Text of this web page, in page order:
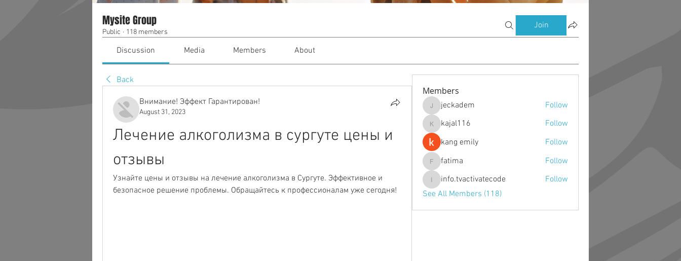
Mysite Group
Public · 118 members
Join
Discussion Media Members About
Back
Внимание! Эффект Гарантирован!
August 31, 2023
Лечение алкоголизма в сургуте цены и
отзывы
Узнайте цены и отзывы на лечение алкоголизма в Сургуте. Эффективное и
безопасное решение проблемы. Обращайтесь к профессионалам уже сегодня!
Members
jeckadem
jeckadem Follow
kajal116
kajal116
Follow
kang emily
Follow
fatima
fatima Follow
info.tvactivatecode
info.tvactivatecode
Follow
See All Members (118)